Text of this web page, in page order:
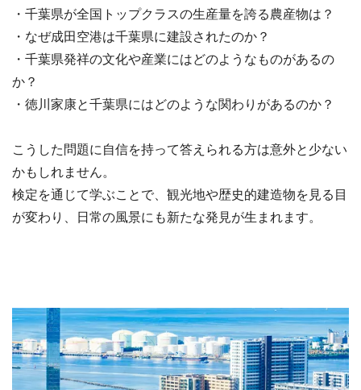
・千葉県が全国トップクラスの生産量を誇る農産物は？
・なぜ成田空港は千葉県に建設されたのか？
・千葉県発祥の文化や産業にはどのようなものがあるの
か？
・徳川家康と千葉県にはどのような関わりがあるのか？
こうした問題に自信を持って答えられる方は意外と少ない
かもしれません。
検定を通じて学ぶことで、観光地や歴史的建造物を見る目
が変わり、日常の風景にも新たな発見が生まれます。